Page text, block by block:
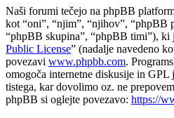
Naši forumi tečejo na phpBB
kot “oni”, “njim”, “njihov”, “phpBB
“phpBB skupina”, “phpBB timi”), ki
Public License” (nadalje navedeno
povezavi www.phpbb.com.
omogoča internetne diskusije in
tistega, kar dovolimo oz. ne
phpBB si oglejte povezavo: https://